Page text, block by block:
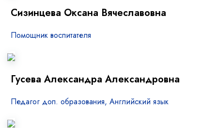
Сизинцева Оксана Вячеславовна
Помощник воспитателя
Гусева Александра Александровна
Педагог доп. образования, Английский язык